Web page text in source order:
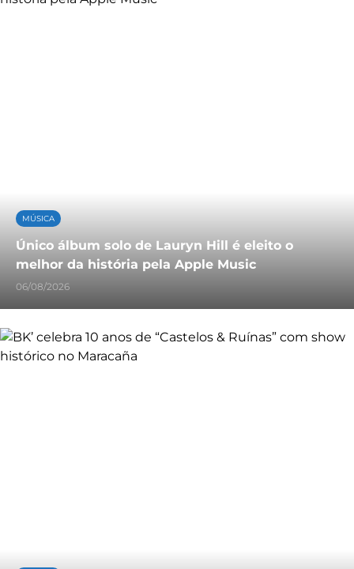
MÚSICA
Único álbum solo de Lauryn Hill é eleito o
melhor da história pela Apple Music
06/08/2026